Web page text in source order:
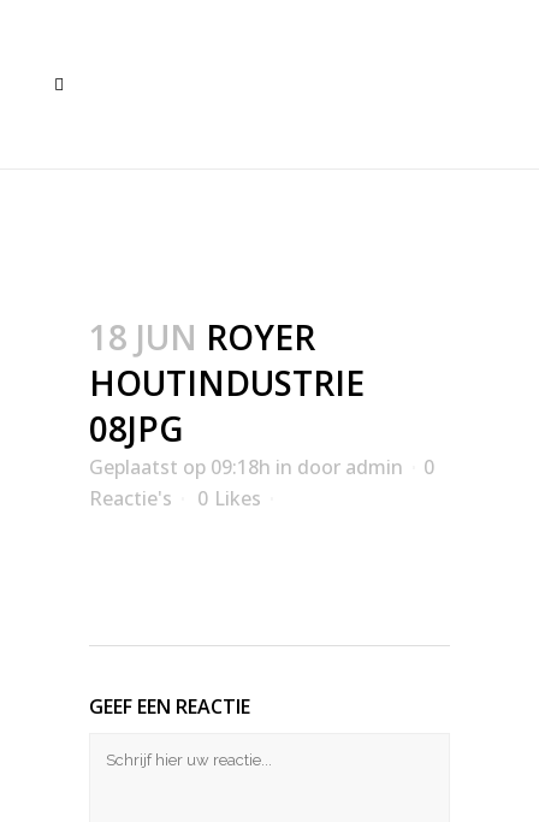
18 JUN ROYER
HOUTINDUSTRIE
08JPG
Geplaatst op 09:18h in door admin
0
Reactie's
0 Likes
GEEF EEN REACTIE